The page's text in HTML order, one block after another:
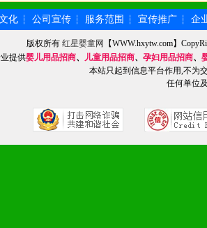
产品
提升品牌的知名度
开创新产品不断
化 ┆ 公司宣传 ┆ 服务范围 ┆ 宣传推广 ┆ 企
版权所有红星婴童网
【WWW.hxytw.com】
提供婴儿用品招商、 儿童用品招商、 孕妇用品招商、
本站只起到信息平台作用,不为
任何单位